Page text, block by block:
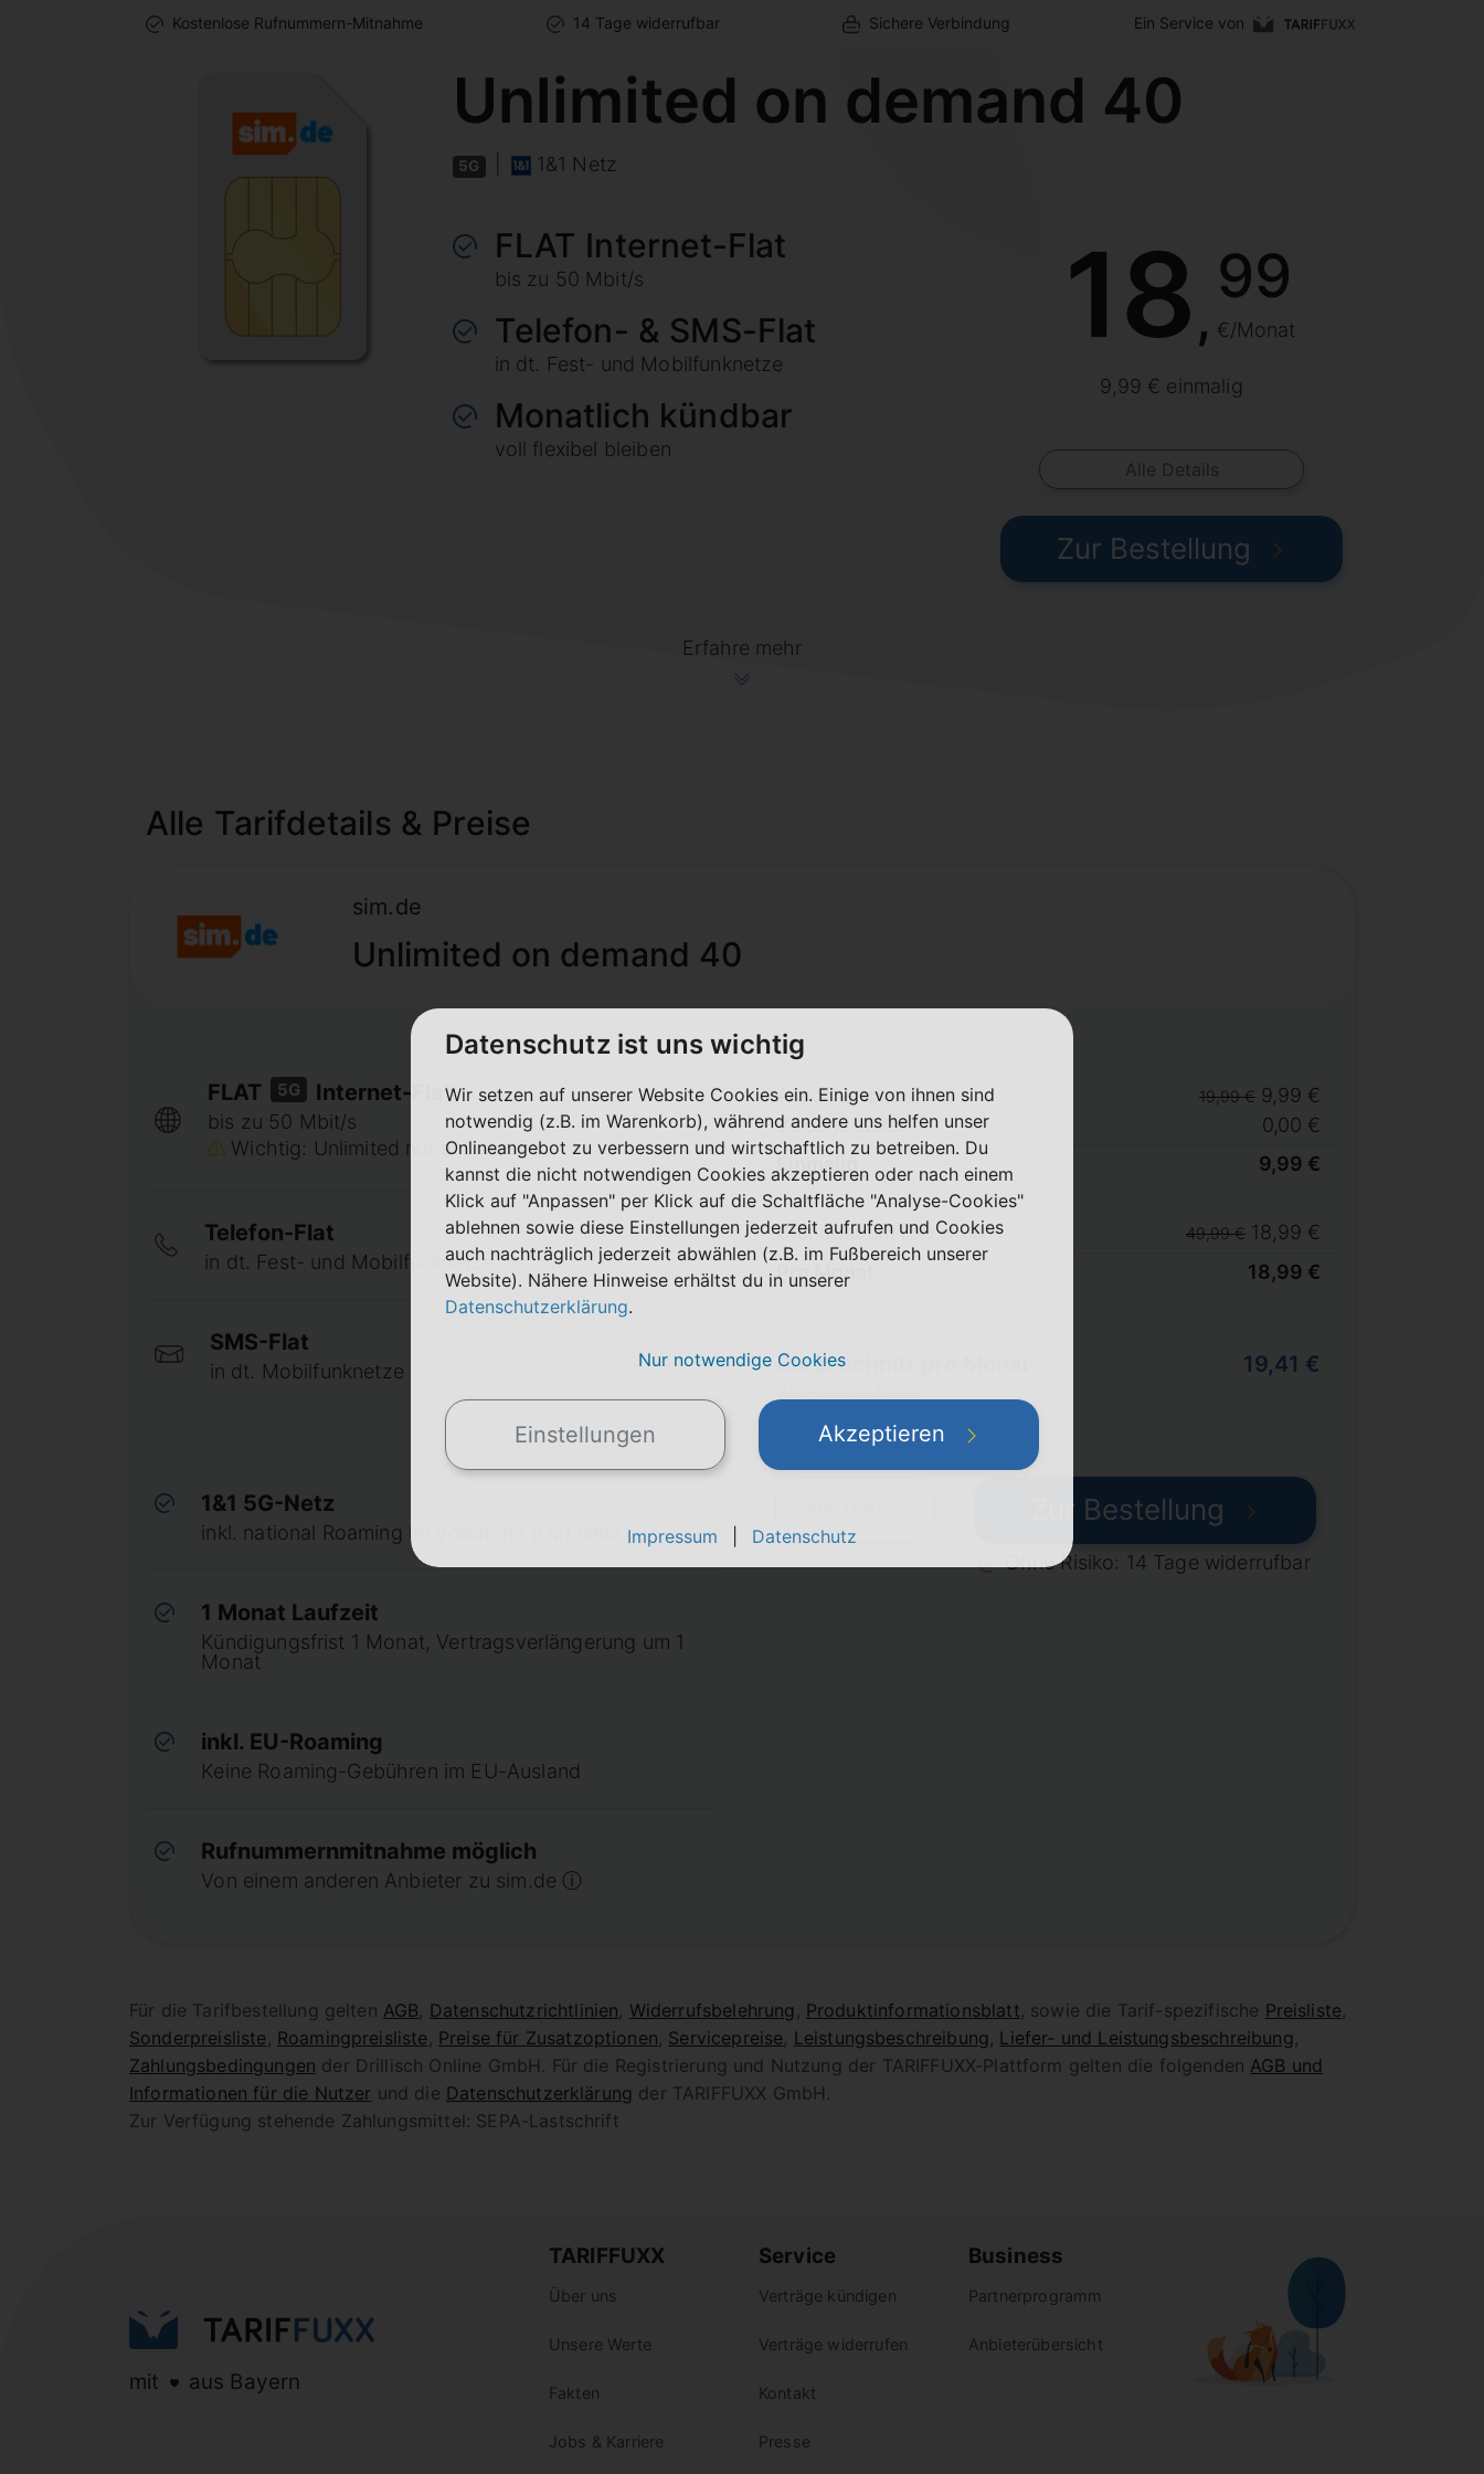
Kostenlose Rufnummern-Mitnahme 14 Tage widerrufbar Sichere Verbindung Ein Service von
Unlimited on demand 40
5G 1&1 Netz
FLAT Internet-Flat
bis zu 50 Mbit/s
Telefon- & SMS-Flat
in dt. Fest- und Mobilfunknetze
Monatlich kündbar
voll flexibel bleiben
18,
99
€/Monat
9,99 € einmalig
Alle Details
Zur Bestellung
Erfahre mehr
Alle Tarifdetails & Preise
sim.de
Unlimited on demand 40
FLAT 5G Internet-Flat
bis zu 50 Mbit/s
Wichtig: Unlimited nur auf Abruf ⓘ
Telefon-Flat
in dt. Fest- und Mobilfunknetze
SMS-Flat
in dt. Mobilfunknetze
1&1 5G-Netz
inkl. national Roaming im Vodafone (D2) Netz ⓘ
1 Monat Laufzeit
Kündigungsfrist 1 Monat, Vertragsverlängerung um 1
Monat
inkl. EU-Roaming
Keine Roaming-Gebühren im EU-Ausland
Rufnummernmitnahme möglich
Von einem anderen Anbieter zu sim.de ⓘ
Anschlusspreis 19,99 € 9,99 €
Versandkosten
0,00 €
Einmalig
9,99 €
Grundgebühr | pro Monat 49,99 € 18,99 €
Pro Monat
18,99 €
Durchschnitt pro Monat 19,41 €
Zur Bestellung
Ohne Risiko: 14 Tage widerrufbar
Für die Tarifbestellung gelten AGB, Datenschutzrichtlinien, Widerrufsbelehrung , Produktinformationsblatt, sowie die Tarif-spezifische Preisliste,
Sonderpreisliste , Roamingpreisliste , Preise für Zusatzoptionen, Servicepreise, Leistungsbeschreibung , Liefer- und Leistungsbeschreibung ,
Zahlungsbedingungen der Drillisch Online GmbH. Für die Registrierung und Nutzung der TARIFFUXX-Plattform gelten die folgenden AGB und
Informationen für die Nutzer und die Datenschutzerklärung der TARIFFUXX GmbH.
Zur Verfügung stehende Zahlungsmittel: SEPA-Lastschrift
mit aus Bayern
TARIFFUXX
Über uns
Unsere Werte
Fakten
Jobs & Karriere
Service
Verträge kündigen
Verträge widerrufen
Kontakt
Presse
Business
Partnerprogramm
Anbieterübersicht
Datenschutz ist uns wichtig
Wir setzen auf unserer Website Cookies ein. Einige von ihnen sind
notwendig (z.B. im Warenkorb), während andere uns helfen unser
Onlineangebot zu verbessern und wirtschaftlich zu betreiben. Du
kannst die nicht notwendigen Cookies akzeptieren oder nach einem
Klick auf "Anpassen" per Klick auf die Schaltfläche "Analyse-Cookies"
ablehnen sowie diese Einstellungen jederzeit aufrufen und Cookies
auch nachträglich jederzeit abwählen (z.B. im Fußbereich unserer
Website). Nähere Hinweise erhältst du in unserer
Datenschutzerklärung.
Nur notwendige Cookies
Einstellungen Akzeptieren
Impressum Datenschutz